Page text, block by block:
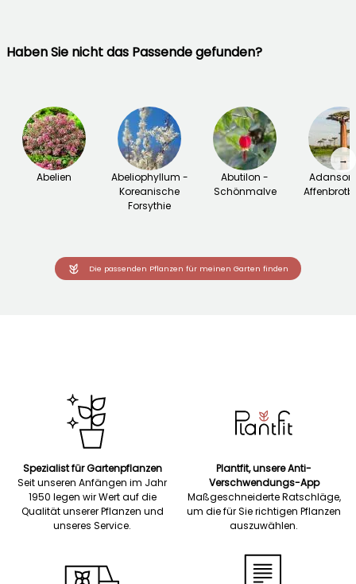
Haben Sie nicht das Passende gefunden?
Abelien
Abeliophyllum -
Koreanische
Forsythie
Abutilon -
Schönmalve
→
Die passenden Pflanzen für meinen Garten finden
Spezialist für Gartenpflanzen
Seit unseren Anfängen im Jahr
1950 legen wir Wert auf die
Qualität unserer Pflanzen und
unseres Service.
Plantfit, unsere Anti-
Verschwendungs-App
Maßgeschneiderte Ratschläge,
um die für Sie richtigen Pflanzen
auszuwählen.